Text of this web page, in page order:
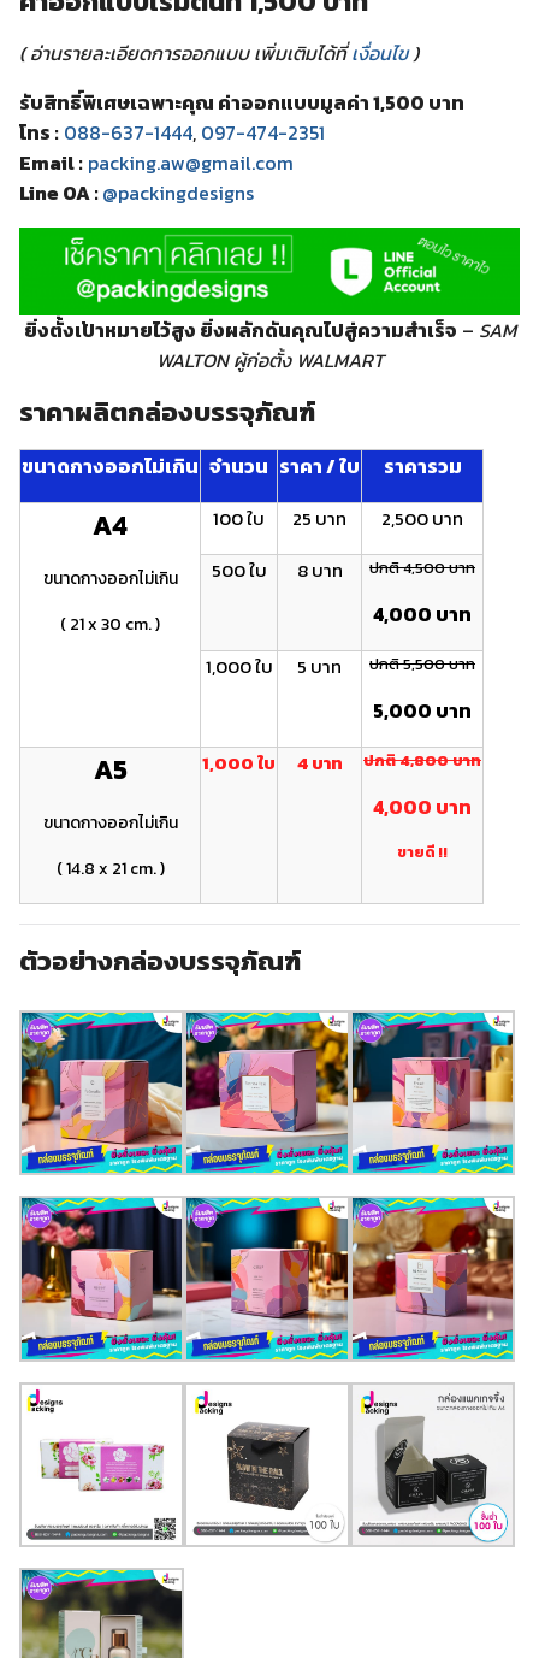
( อ่านรายละเอียดการออกแบบ เพิ่มเติมได้ที่เงื่อนไข)
รับสิทธิ์พิเศษเฉพาะคุณ ค่าออกแบบมูลค่า 1,500 บาท
โทร : 088-637-1444, 097-474-2351
Email : packing.aw@gmail.com
Line OA :@packingdesigns
ยิ่งตั้งเป้าหมายไว้สูง ยิ่งผลักดันคุณไปสู่ความสำเร็จ – SAM
WALTON ผู้ก่อตั้ง WALMART
ราคาผลิตกล่องบรรจุภัณฑ์
ขนาดกางออกไม่เกิน จำนวน ราคา / ใบ ราคารวม
A4
ขนาดกางออกไม่เกิน
( 21 x 30 cm. )
100 ใบ 25 บาท
2,500 บาท
500 ใบ
8 บาท ปกติ 4,500 บาท
4,000 บาท
1,000 ใบ 5 บาท ปกติ 5,500 บาท
5,000 บาท
A5
ขนาดกางออกไม่เกิน
( 14.8 x 21 cm. )
1,000 ใบ 4 บาท ปกติ 4 ,800 บาท
4 ,000 บาท
ขายดี !!
ตัวอย่างกล่องบรรจุภัณฑ์